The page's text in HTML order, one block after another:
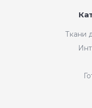
Ткани